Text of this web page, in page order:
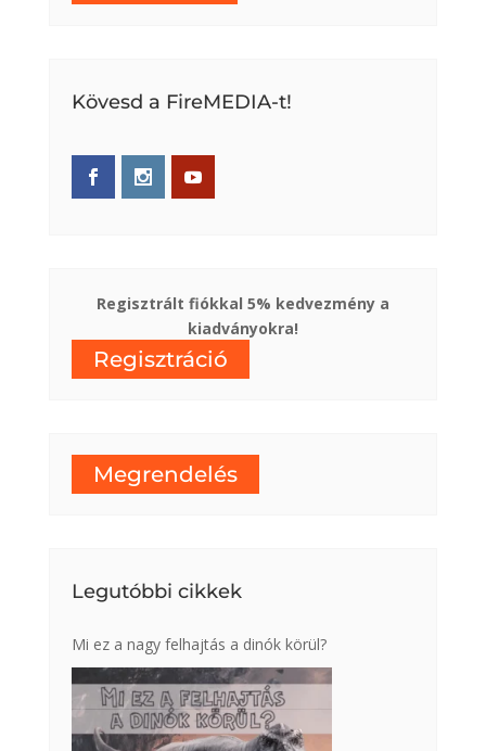
Kövesd a FireMEDIA-t!
Regisztrált fiókkal 5% kedvezmény a
kiadványokra!
Regisztráció
Megrendelés
Legutóbbi cikkek
Mi ez a nagy felhajtás a dinók körül?